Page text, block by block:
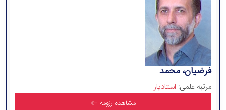
فرضیان، محمد
مرتبه علمی: استادیار
مشاهده رزومه